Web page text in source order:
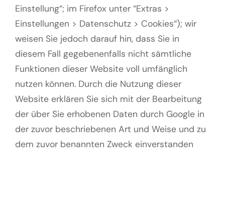
Einstellung“; im Firefox unter “Extras >
Einstellungen > Datenschutz > Cookies“); wir
weisen Sie jedoch darauf hin, dass Sie in
diesem Fall gegebenenfalls nicht sämtliche
Funktionen dieser Website voll umfänglich
nutzen können. Durch die Nutzung dieser
Website erklären Sie sich mit der Bearbeitung
der über Sie erhobenen Daten durch Google in
der zuvor beschriebenen Art und Weise und zu
dem zuvor benannten Zweck einverstanden